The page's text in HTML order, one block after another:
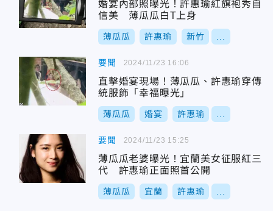
婚宴內部照曝光！許惠瑜紅旗袍秀自
信美 薄瓜瓜白T上身
薄瓜瓜 許惠瑜 新竹
要聞
直擊婚宴現場！薄瓜瓜、許惠瑜穿傳
統服飾「幸福曝光」
薄瓜瓜 婚宴 許惠瑜
2024/11/23 16:06
要聞
薄瓜瓜老婆曝光！宜蘭美女征服紅三
代 許惠瑜正面照首公開
薄瓜瓜 宜蘭 許惠瑜
2024/11/23 15:25